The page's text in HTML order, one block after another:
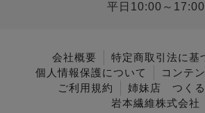
平日10:00～17:00
会社概要
特定商取引法に基
個人情報保護について
コンテ
ご利用規約
姉妹店 つくる
岩本繊維株式会社